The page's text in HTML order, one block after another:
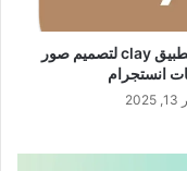
تحميل تطبيق clay لتصميم صور
انستجرام